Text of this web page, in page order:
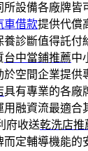
設備各廠牌皆
車借款提供代償
養診斷值得託付
台中當鋪推薦中
於空間企業提
具有專業的各廠
融資流最適合
府收送乾洗店推
而定輔導機能的